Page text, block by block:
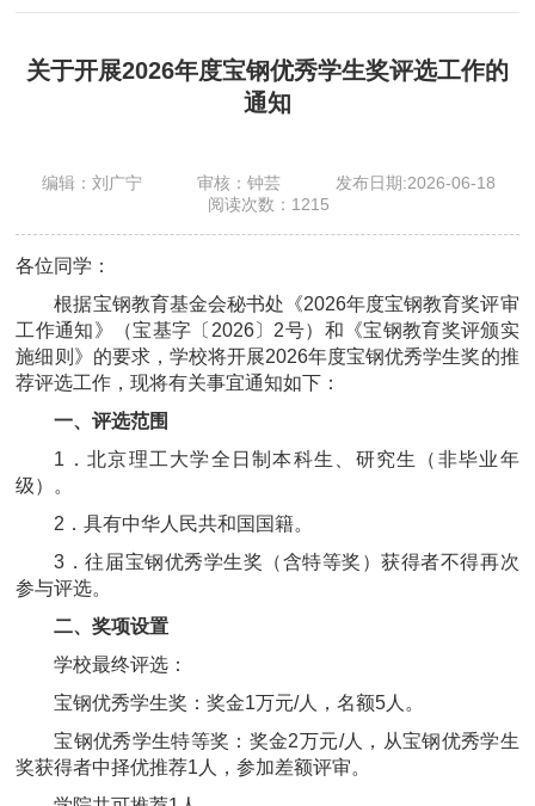
关于开展2026年度宝钢优秀学生奖评选工作的
通知
编辑：刘广宁 审核：钟芸
发布日期:2026-06-18
阅读次数： 1215
各位同学：
根据宝钢教育基金会秘书处《2026年度宝钢教育奖评审
工作通知》（宝基字〔2026〕2号）和《宝钢教育奖评颁实
施细则》的要求，学校将开展2026年度宝钢优秀学生奖的推
荐评选工作，现将有关事宜通知如下：
一、评选范围
1．北京理工大学全日制本科生、研究生（非毕业年
级）。
2．具有中华人民共和国国籍。
3．往届宝钢优秀学生奖（含特等奖）获得者不得再次
参与评选。
二、奖项设置
学校最终评选：
宝钢优秀学生奖：奖金1万元/人，名额5人。
宝钢优秀学生特等奖：奖金2万元/人，从宝钢优秀学生
奖获得者中择优推荐1人，参加差额评审。